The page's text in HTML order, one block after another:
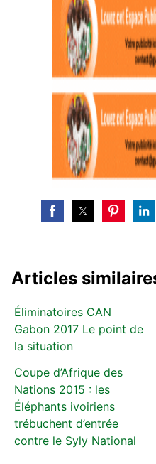
Articles
Éliminatoires CAN
Gabon 2017 Le point de
la situation
Coupe d’Afrique des
Nations 2015 : les
Éléphants ivoiriens
trébuchent d’entrée
contre le Syly National